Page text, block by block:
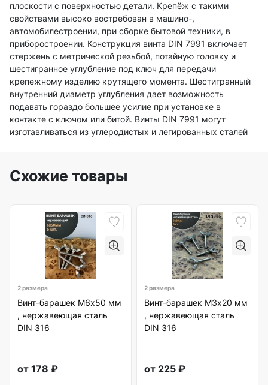
плоскости с поверхностью детали. Крепёж с такими
свойствами высоко востребован в машино-,
автомобилестроении, при сборке бытовой техники, в
приборостроении. Конструкция винта DIN 7991 включает
стержень с метрической резьбой, потайную головку и
шестигранное углубление под ключ для передачи
крепежному изделию крутящего момента. Шестигранный
внутренний диаметр углубления дает возможность
подавать гораздо большее усилие при установке в
контакте с ключом или битой. Винты DIN 7991 могут
изготавливаться из углеродистых и легированных сталей
Схожие товары
2 размера
Винт-барашек М6х50 мм
, нержавеющая сталь
DIN 316
от 178 ₽
2 размера
Винт-барашек М3х20 мм
, нержавеющая сталь
DIN 316
от 225 ₽